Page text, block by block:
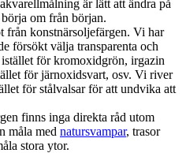
är lätt att ändra på
om från början.
från konstnärsoljefärgen. Vi har
försökt välja transparenta och
för kromoxidgrön, irgazin
för järnoxidsvart, osv. Vi river
för stålvalsar för att undvika att
finns inga direkta råd utom
måla med natursvampar, trasor
stora ytor.